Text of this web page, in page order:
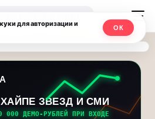
ЗВЕЗД И СМИ
000 ДЕМО-РУБЛЕЙ ПРИ ВХОДЕ
для авторизации и
ОК